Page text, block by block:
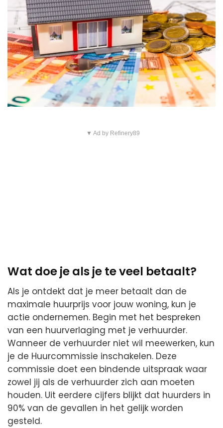
▼ Ad by Refinery89
Wat doe je als je te veel betaalt?
Als je ontdekt dat je meer betaalt dan de
maximale huurprijs voor jouw woning, kun je
actie ondernemen. Begin met het bespreken
van een huurverlaging met je verhuurder.
Wanneer de verhuurder niet wil meewerken, kun
je de Huurcommissie inschakelen. Deze
commissie doet een bindende uitspraak waar
zowel jij als de verhuurder zich aan moeten
houden. Uit eerdere cijfers blijkt dat huurders in
90% van de gevallen in het gelijk worden
gesteld.